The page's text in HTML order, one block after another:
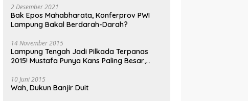
2 Desember 2021
Bak Epos Mahabharata, Konferprov PWI
Lampung Bakal Berdarah-Darah?
14 November 2015
Lampung Tengah Jadi Pilkada Terpanas
2015! Mustafa Punya Kans Paling Besar,
10 Juni 2015
Wah, Dukun Banjir Duit